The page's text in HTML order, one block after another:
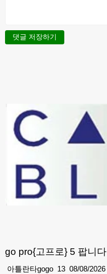
댓글 저장하기
go pro{고프로} 5 팝니다
13
아틀란타gogo 08/08/2026